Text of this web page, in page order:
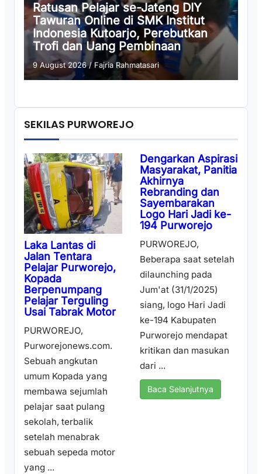
Ratusan Pelajar se-Jateng DIY
Tawuran Online di SMK Institut
Indonesia Kutoarjo, Perebutkan
Trofi dan Uang Pembinaan
9 August 2026/ Fajria Rahmatasari
SEKILAS PURWOREJO
Laka Lantas di
Jalan Tentara
Pelajar Purworejo,
Kopada
Berpenumpang
Pelajar Terguling
Usai Tabrak Motor
PURWOREJO,
Purworejonews.com.
Sebuah angkutan
umum Kopada yang
membawa sejumlah
pelajar saat pulang
sekolah, terbalik
setelah menabrak
sebuah sepeda motor
yang ...
Dengarkan Aspirasi
Masyarakat, Panitia
Akhirnya
Rebranding dan
Sayembarakan
Logo Hari Jadi ke-
194 Purworejo
PURWOREJO,
Beberapa saat setelah
dilaunching pada
Jum'at (31/1/2025)
siang, logo Hari Jadi
ke-194 Kabupaten
Purworejo mendapat
kritikan dan masukan
dari ...
Baca Selanjutnya